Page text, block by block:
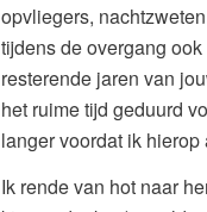
opvliegers,
tijdens de overgang
resterende jaren van
het ruime tijd geduurd
langer voordat ik
Ik rende van hot naar